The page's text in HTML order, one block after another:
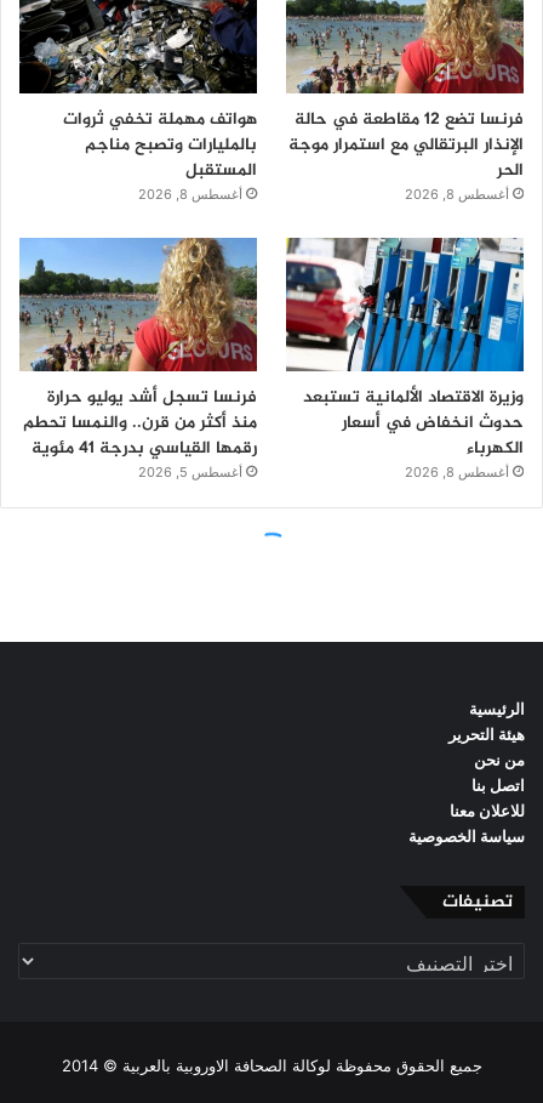
الرئيسية
هيئة التحرير
من نحن
اتصل بنا
للاعلان معنا
سياسة الخصوصية
تصنيفات
تصنيفات
جميع الحقوق محفوظة لوكالة الصحافة الاوروبية بالعربية © 2014